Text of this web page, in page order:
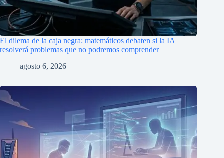
El dilema de la caja negra: matemáticos debaten si la IA
resolverá problemas que no podremos comprender
agosto 6, 2026